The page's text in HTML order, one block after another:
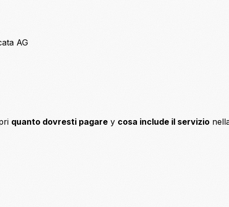
AG
quanto dovresti pagare y cosa include il servizio